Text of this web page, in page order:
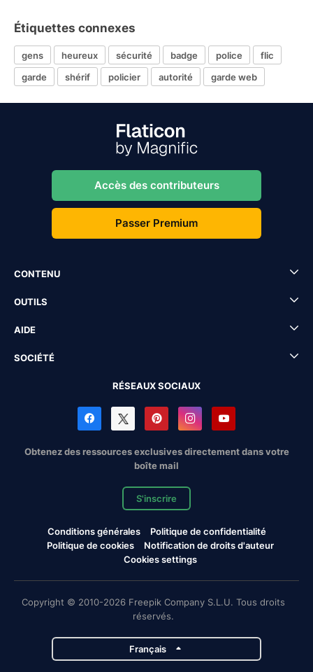
Étiquettes connexes
gens heureux sécurité badge police
flic
garde
shérif policier autorité garde web
Accès des contributeurs
Passer Premium
CONTENU
OUTILS
AIDE
SOCIÉTÉ
RÉSEAUX SOCIAUX
Obtenez des ressources exclusives directement dans votre
boîte mail
S'inscrire
Conditions générales
Politique de confidentialité
Politique de cookies
Notification de droits d'auteur
Cookies settings
Copyright © 2010-2026 Freepik Company S.L.U. Tous droits
réservés.
Français